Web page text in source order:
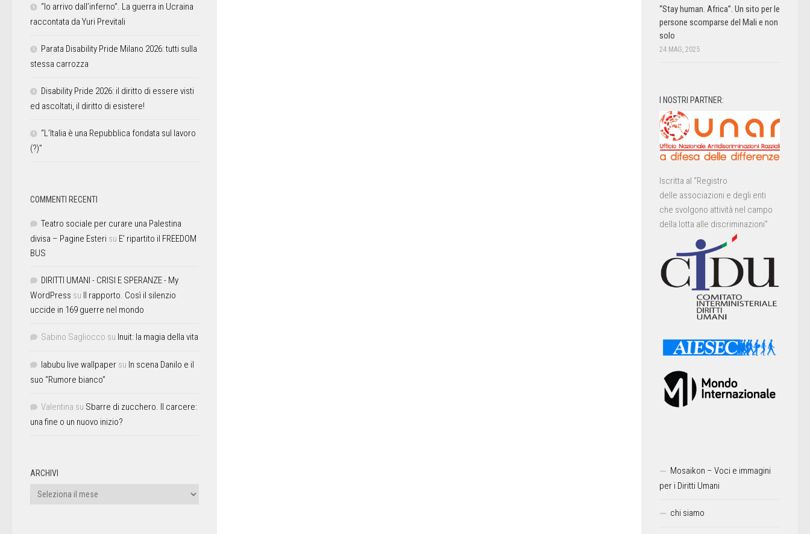
“Io arrivo dall’inferno”. La guerra in Ucraina
raccontata da Yuri Previtali
Parata Disability Pride Milano 2026: tutti sulla
stessa carrozza
Disability Pride 2026: il diritto di essere visti
ed ascoltati, il diritto di esistere!
“L’Italia è una Repubblica fondata sul lavoro
(?)”
COMMENTI RECENTI
Teatro sociale per curare una Palestina
divisa – Pagine Esteri su E’ ripartito il FREEDOM
BUS
DIRITTI UMANI - CRISI E SPERANZE - My
WordPress su Il rapporto. Così il silenzio
uccide in 169 guerre nel mondo
Sabino Sagliocco su Inuit: la magia della vita
labubu live wallpaper su In scena Danilo e il
suo “Rumore bianco”
Valentina su Sbarre di zucchero. Il carcere:
una fine o un nuovo inizio?
ARCHIVI
“Stay human. Africa”. Un sito per le
persone scomparse del Mali e non
solo
24 MAG, 2025
I NOSTRI PARTNER:
Iscritta al “Registro
delle associazioni e degli enti
che svolgono attività nel campo
della lotta alle discriminazioni”
Mosaikon – Voci e immagini
per i Diritti Umani
chi siamo